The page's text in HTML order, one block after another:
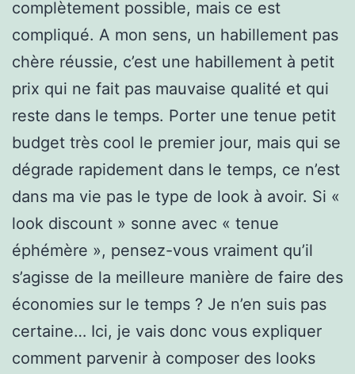
complètement possible, mais ce est
compliqué. A mon sens, un habillement pas
chère réussie, c’est une habillement à petit
prix qui ne fait pas mauvaise qualité et qui
reste dans le temps. Porter une tenue petit
budget très cool le premier jour, mais qui se
dégrade rapidement dans le temps, ce n’est
dans ma vie pas le type de look à avoir. Si «
look discount » sonne avec « tenue
éphémère », pensez-vous vraiment qu’il
s’agisse de la meilleure manière de faire des
économies sur le temps ? Je n’en suis pas
certaine… Ici, je vais donc vous expliquer
comment parvenir à composer des looks